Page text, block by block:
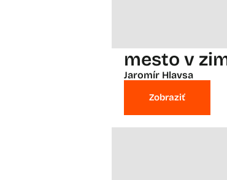
mesto v
Jaromír Hlavsa
Zobraziť